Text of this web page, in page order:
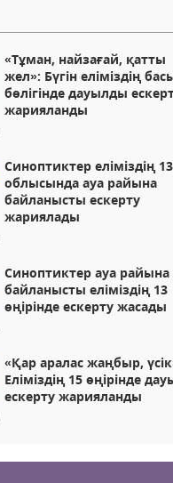
«Тұман, найзағай, қатты
жел»: Бүгін еліміздің
бөлігінде дауылды
жарияланды
Синоптиктер еліміздің 13
облысында ауа райына
байланысты ескерту
жариялады
Синоптиктер ауа райына
байланысты еліміздің 13
өңірінде ескерту жасады
«Қар аралас жаңбыр,
Еліміздің 15 өңірінде
ескерту жарияланды